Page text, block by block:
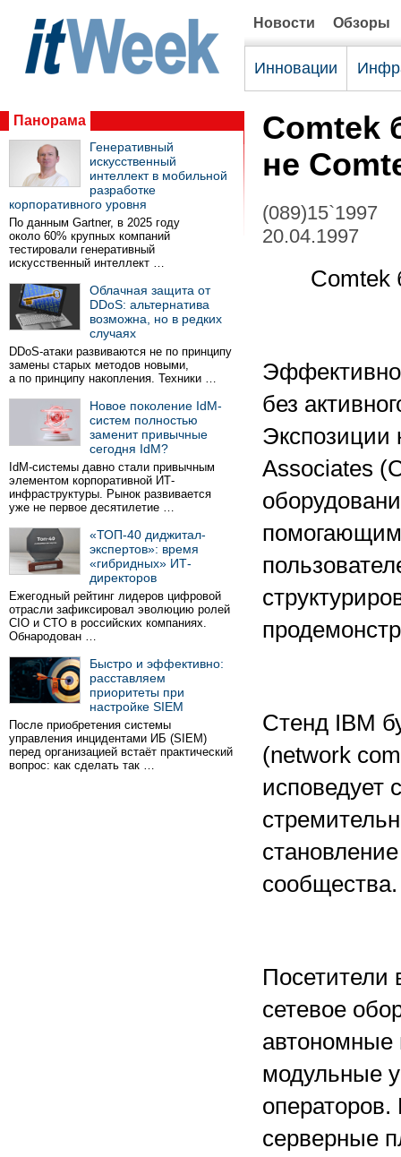
Новости Обзоры
Инновации
Панорама
Генеративный
искусственный
интеллект в мобильной
разработке
корпоративного уровня
По данным Gartner, в 2025 году
около 60% крупных компаний
тестировали генеративный
искусственный интеллект …
Облачная защита от
DDoS: альтернатива
возможна, но в редких
случаях
DDoS-атаки развиваются не по принципу
замены старых методов новыми,
а по принципу накопления. Техники …
Новое поколение IdM-
систем полностью
заменит привычные
сегодня IdM?
IdM-системы давно стали привычным
элементом корпоративной ИТ-
инфраструктуры. Рынок развивается
уже не первое десятилетие …
«ТОП-40 диджитал-
экспертов»: время
«гибридных» ИТ-
директоров
Ежегодный рейтинг лидеров цифровой
отрасли зафиксировал эволюцию ролей
CIO и CTO в российских компаниях.
Обнародован …
Быстро и эффективно:
расставляем
приоритеты при
настройке SIEM
После приобретения системы
управления инцидентами ИБ (SIEM)
перед организацией встаёт практический
вопрос: как сделать так …
Comtek
не
(089)15`1997
20.04.1997
Comtek
без
Associates
помогающим
Стенд IBM
(network
исповедует
сообщества.
Посетители
сетевое
автономные
модульные
серверные